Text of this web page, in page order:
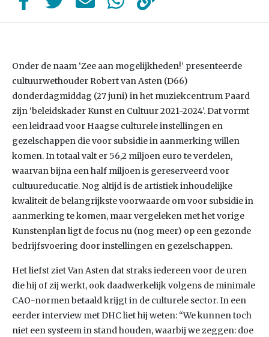
Onder de naam ‘Zee aan mogelijkheden!’ presenteerde
cultuurwethouder Robert van Asten (D66)
donderdagmiddag (27 juni) in het muziekcentrum Paard
zijn ‘beleidskader Kunst en Cultuur 2021-2024’. Dat vormt
een leidraad voor Haagse culturele instellingen en
gezelschappen die voor subsidie in aanmerking willen
komen. In totaal valt er 56,2 miljoen euro te verdelen,
waarvan bijna een half miljoen is gereserveerd voor
cultuureducatie. Nog altijd is de artistiek inhoudelijke
kwaliteit de belangrijkste voorwaarde om voor subsidie in
aanmerking te komen, maar vergeleken met het vorige
Kunstenplan ligt de focus nu (nog meer) op een gezonde
bedrijfsvoering door instellingen en gezelschappen.
Het liefst ziet Van Asten dat straks iedereen voor de uren
die hij of zij werkt, ook daadwerkelijk volgens de minimale
CAO-normen betaald krijgt in de culturele sector. In een
eerder interview met DHC liet hij weten: “We kunnen toch
niet een systeem in stand houden, waarbij we zeggen: doe